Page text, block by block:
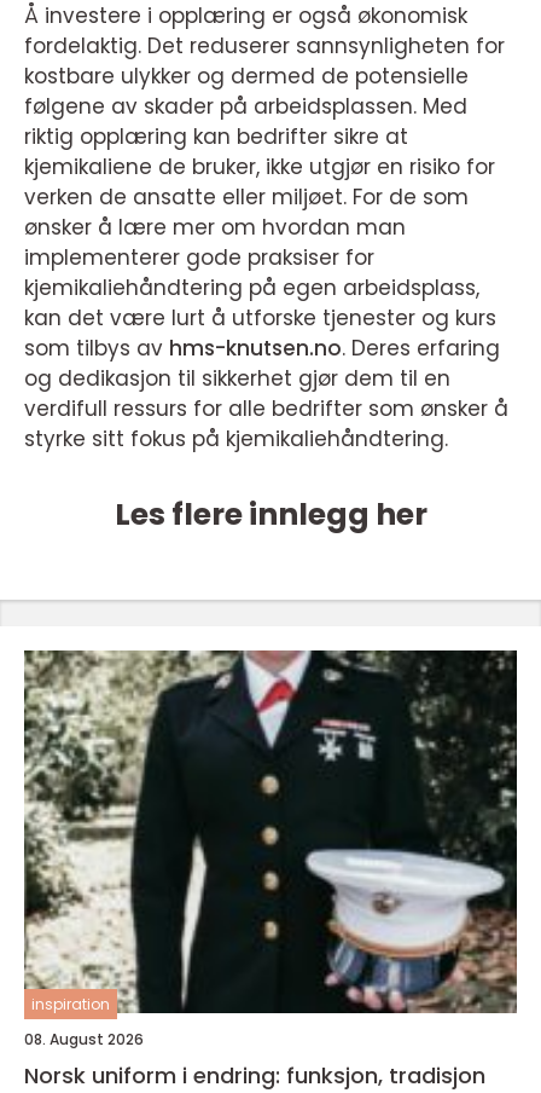
Å investere i opplæring er også økonomisk
fordelaktig. Det reduserer sannsynligheten for
kostbare ulykker og dermed de potensielle
følgene av skader på arbeidsplassen. Med
riktig opplæring kan bedrifter sikre at
kjemikaliene de bruker, ikke utgjør en risiko for
verken de ansatte eller miljøet. For de som
ønsker å lære mer om hvordan man
implementerer gode praksiser for
kjemikaliehåndtering på egen arbeidsplass,
kan det være lurt å utforske tjenester og kurs
som tilbys av hms-knutsen.no. Deres erfaring
og dedikasjon til sikkerhet gjør dem til en
verdifull ressurs for alle bedrifter som ønsker å
styrke sitt fokus på kjemikaliehåndtering.
Les flere innlegg her
inspiration
08. August 2026
Norsk uniform i endring: funksjon, tradisjon